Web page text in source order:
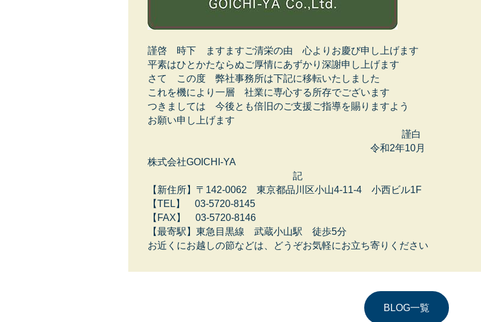
謹啓 時下 ますますご清栄の由 心よりお慶び申し上げます
平素はひとかたならぬご厚情にあずかり深謝申し上げます
さて この度 弊社事務所は下記に移転いたしました
これを機により一層 社業に専心する所存でございます
つきましては 今後とも倍旧のご支援ご指導を賜りますよう
お願い申し上げます
謹白
令和2年10月
株式会社GOICHI-YA
記
【新住所】〒142-0062 東京都品川区小山4-11-4 小西ビル1F
【TEL】 03-5720-8145
【FAX】 03-5720-8146
【最寄駅】東急目黒線 武蔵小山駅 徒歩5分
お近くにお越しの節などは、どうぞお気軽にお立ち寄りください
BLOG一覧